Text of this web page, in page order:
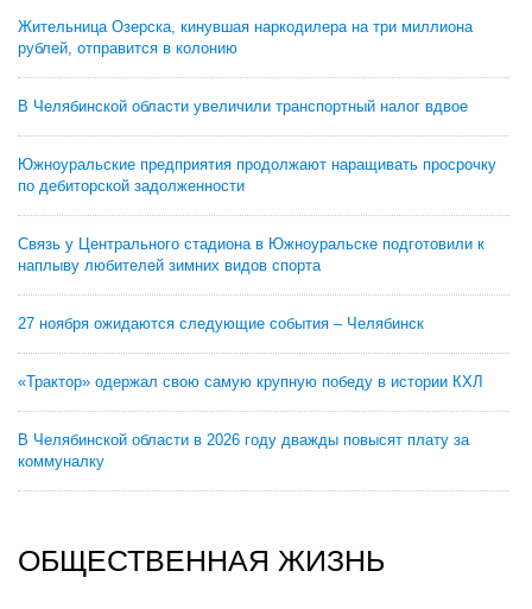
Жительница Озерска, кинувшая наркодилера на три миллиона
рублей, отправится в колонию
В Челябинской области увеличили транспортный налог вдвое
Южноуральские предприятия продолжают наращивать просрочку
по дебиторской задолженности
Связь у Центрального стадиона в Южноуральске подготовили к
наплыву любителей зимних видов спорта
27 ноября ожидаются следующие события – Челябинск
«Трактор» одержал свою самую крупную победу в истории КХЛ
В Челябинской области в 2026 году дважды повысят плату за
коммуналку
ОБЩЕСТВЕННАЯ ЖИЗНЬ